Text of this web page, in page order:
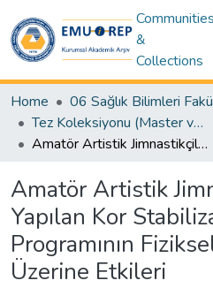
Communities
&
Collections
Home
Tez Koleksiyonu (Master ve Doktora) – Sağlık Bilimleri / Theses (Master’s and Ph.D.) – Health Sciences
Amatör Artistik Jimnastikçilerde Yapılan Kor Stabilizasyon Egzersiz Programının Fiziksel Uygunluk Üzerine Etkileri
Amatör Artistik
Yapılan Kor
Programının
Üzerine Etkileri